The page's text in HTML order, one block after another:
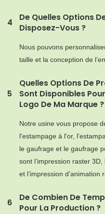
4
De Quelles Options
Disposez-Vous ?
Nous pouvons
taille et la conception de
5
Quelles Options De
Sont Disponibles
Logo De Ma Marque ?
Notre usine vous propose
l'estampage à l'or,
le gaufrage et le gaufrage
sont l’impression raster
et l’impression d’animation
6
De Combien De
Pour La Production ?